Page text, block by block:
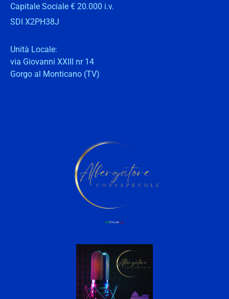
Capitale Sociale € 20.000 i.v.
SDI X2PH38J
Unità Locale:
via Giovanni XXIII nr 14
Gorgo al Monticano (TV)